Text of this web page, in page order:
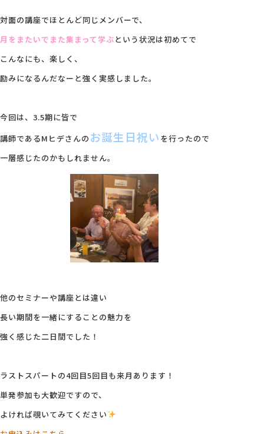
対面の講座でほとんど同じメンバーで、
月をまたいでまた集まって学ぶという状況は初めてで
こんなにも、楽しく、
励みになるんだなーと強く実感しました。
今回は、3.5期に皆で
講師であるMヒデさんの お誕生日祝い を行ったので
一層感じたのかもしれません。
他のセミナーや講座とは違い
長い期間を一緒にすることの魅力を
強く感じた二日間でした！
ラストスパートの4回目5回目も来月あります！
単発参加も大歓迎ですので、
よければ覗いてみてください